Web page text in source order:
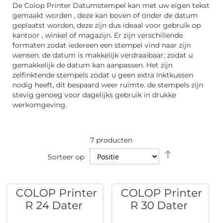
De Colop Printer Datumstempel kan met uw eigen tekst
gemaakt worden , deze kan boven of onder de datum
geplaatst worden, deze zijn dus ideaal voor gebruik op
kantoor , winkel of magazijn. Er zijn verschillende
formaten zodat iedereen een stempel vind naar zijn
wensen. de datum is makkelijk verdraaibaar; zodat u
gemakkelijk de datum kan aanpassen. Het zijn
zelfinktende stempels zodat u geen extra Inktkussen
nodig heeft, dit bespaard weer ruimte. de stempels zijn
stevig genoeg voor dagelijks gebruik in drukke
werkomgeving.
7producten
Sorteer op
sorteren
COLOP Printer
R 24 Dater
COLOP Printer
R 30 Dater